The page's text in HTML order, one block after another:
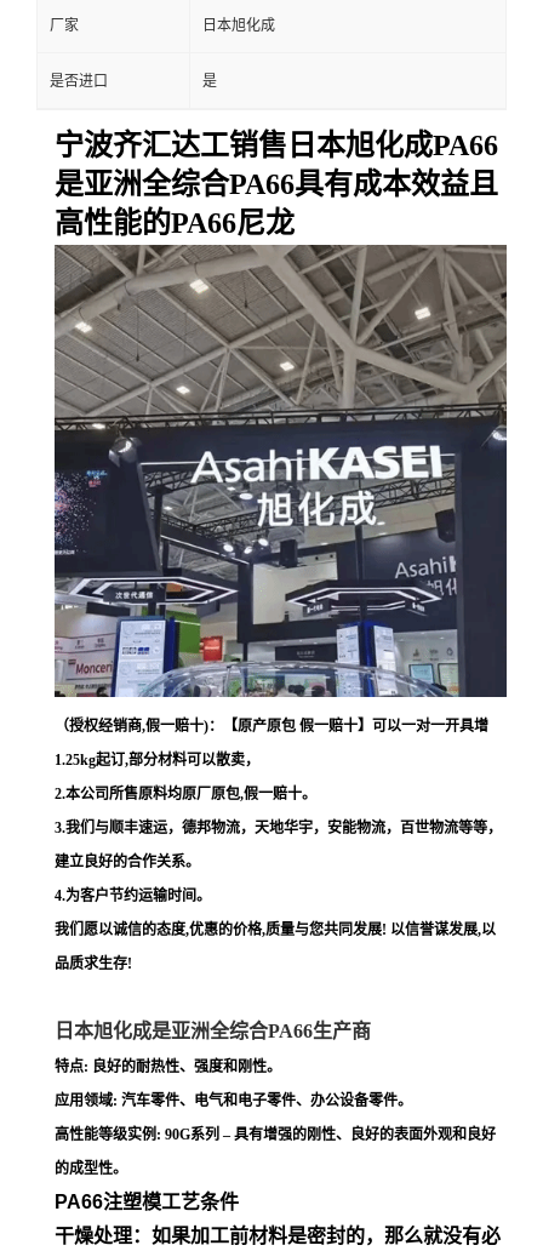
厂家 日本旭化成
是否进口 是
宁波齐汇达工销售日本旭化成PA66
是亚洲全综合PA66具有成本效益且
高性能的PA66尼龙
（授权经销商,假一赔十)：【原产原包 假一赔十】可以一对一开具增
1.25kg起订,部分材料可以散卖，
2.本公司所售原料均原厂原包,假一赔十。
3.我们与顺丰速运，德邦物流，天地华宇，安能物流，百世物流等等，
建立良好的合作关系。
4.为客户节约运输时间。
我们愿以诚信的态度,优惠的价格,质量与您共同发展! 以信誉谋发展,以
品质求生存!
日本旭化成是亚洲全综合PA66生产商
特点: 良好的耐热性、强度和刚性。
应用领域: 汽车零件、电气和电子零件、办公设备零件。
高性能等级实例: 90G系列 – 具有增强的刚性、良好的表面外观和良好
的成型性。
PA66注塑模工艺条件
干燥处理：如果加工前材料是密封的，那么就没有必